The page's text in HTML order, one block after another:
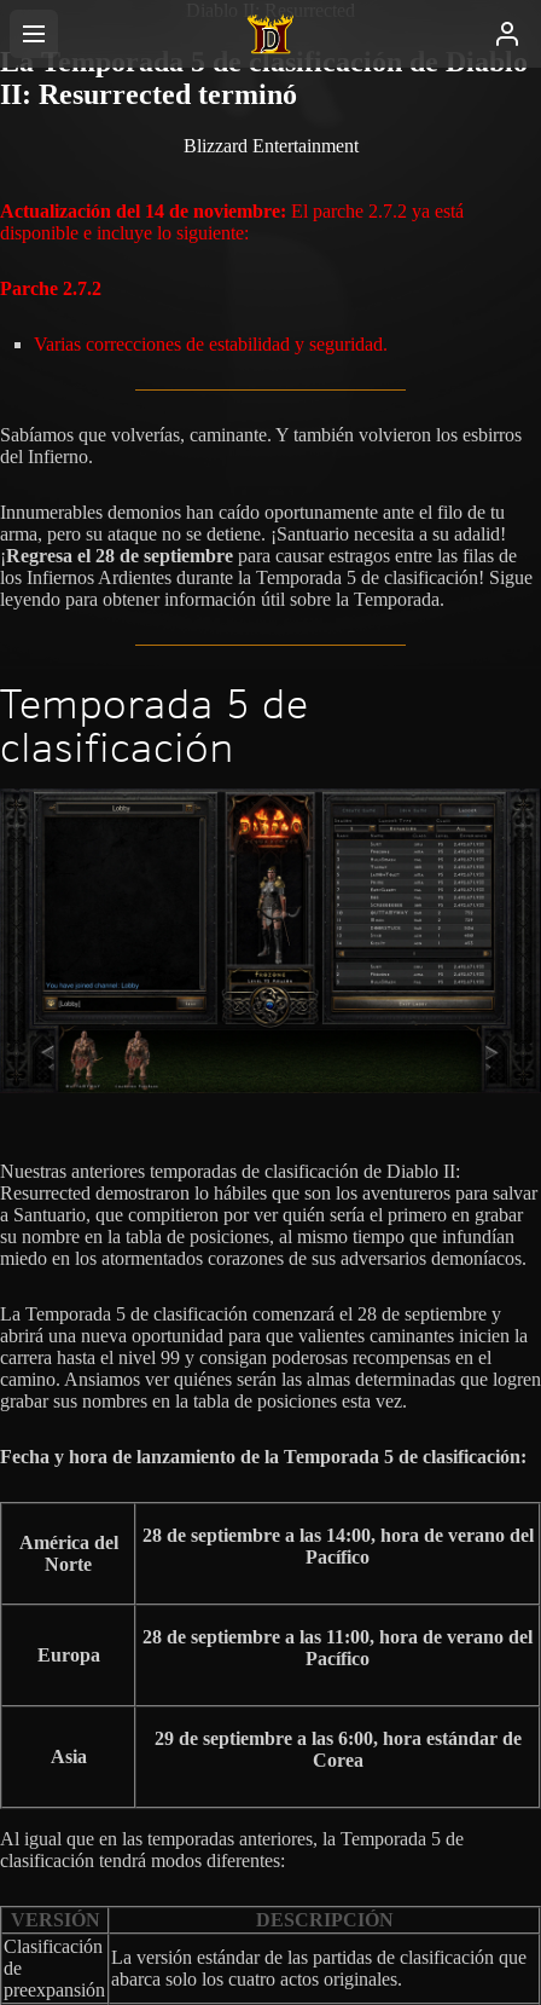
Diablo II: Resurrected
La Temporada 5 de clasificación de Diablo
II: Resurrected terminó
Blizzard Entertainment
Actualización del 14 de noviembre: El parche 2.7.2 ya está
disponible e incluye lo siguiente:
Parche 2.7.2
Varias correcciones de estabilidad y seguridad.
Sabíamos que volverías, caminante. Y también volvieron los esbirros
del Infierno.
Innumerables demonios han caído oportunamente ante el filo de tu
arma, pero su ataque no se detiene. ¡Santuario necesita a su adalid!
¡Regresa el 28 de septiembre para causar estragos entre las filas de
los Infiernos Ardientes durante la Temporada 5 de clasificación! Sigue
leyendo para obtener información útil sobre la Temporada.
Temporada 5 de
clasificación
Nuestras anteriores temporadas de clasificación de Diablo II:
Resurrected demostraron lo hábiles que son los aventureros para salvar
a Santuario, que compitieron por ver quién sería el primero en grabar
su nombre en la tabla de posiciones, al mismo tiempo que infundían
miedo en los atormentados corazones de sus adversarios demoníacos.
La Temporada 5 de clasificación comenzará el 28 de septiembre y
abrirá una nueva oportunidad para que valientes caminantes inicien la
carrera hasta el nivel 99 y consigan poderosas recompensas en el
camino. Ansiamos ver quiénes serán las almas determinadas que logren
grabar sus nombres en la tabla de posiciones esta vez.
Fecha y hora de lanzamiento de la Temporada 5 de clasificación:
América del
Norte
28 de septiembre a las 14:00, hora de verano del
Pacífico
Europa
28 de septiembre a las 11:00, hora de verano del
Pacífico
Asia
29 de septiembre a las 6:00, hora estándar de
Corea
Al igual que en las temporadas anteriores, la Temporada 5 de
clasificación tendrá modos diferentes:
VERSIÓN
DESCRIPCIÓN
Clasificación
de
preexpansión
La versión estándar de las partidas de clasificación que
abarca solo los cuatro actos originales.